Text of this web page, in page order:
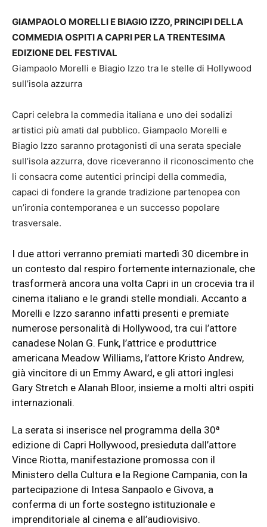
GIAMPAOLO MORELLI E BIAGIO IZZO, PRINCIPI DELLA
COMMEDIA OSPITI A CAPRI PER LA TRENTESIMA
EDIZIONE DEL FESTIVAL
Giampaolo Morelli e Biagio Izzo tra le stelle di Hollywood
sull’isola azzurra
Capri celebra la commedia italiana e uno dei sodalizi
artistici più amati dal pubblico. Giampaolo Morelli e
Biagio Izzo saranno protagonisti di una serata speciale
sull’isola azzurra, dove riceveranno il riconoscimento che
li consacra come autentici principi della commedia,
capaci di fondere la grande tradizione partenopea con
un’ironia contemporanea e un successo popolare
trasversale.
I due attori verranno premiati martedì 30 dicembre in
un contesto dal respiro fortemente internazionale, che
trasformerà ancora una volta Capri in un crocevia tra il
cinema italiano e le grandi stelle mondiali. Accanto a
Morelli e Izzo saranno infatti presenti e premiate
numerose personalità di Hollywood, tra cui l’attore
canadese Nolan G. Funk, l’attrice e produttrice
americana Meadow Williams, l’attore Kristo Andrew,
già vincitore di un Emmy Award, e gli attori inglesi
Gary Stretch e Alanah Bloor, insieme a molti altri ospiti
internazionali.
La serata si inserisce nel programma della 30ª
edizione di Capri Hollywood, presieduta dall’attore
Vince Riotta, manifestazione promossa con il
Ministero della Cultura e la Regione Campania, con la
partecipazione di Intesa Sanpaolo e Givova, a
conferma di un forte sostegno istituzionale e
imprenditoriale al cinema e all’audiovisivo.